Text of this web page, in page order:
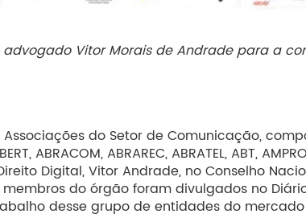
Vitor Morais de Andrade para a
do Setor de Comunicação,
ABRACOM, ABRAREC, ABRATEL, ABT,
Digital, Vitor Andrade, no Conselho
membros do órgão foram divulgados no
desse grupo de entidades do